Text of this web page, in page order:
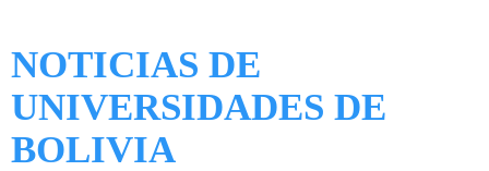
NOTICIAS DE
UNIVERSIDADES DE
BOLIVIA